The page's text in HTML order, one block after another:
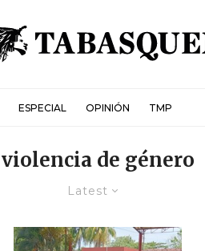
ESPECIAL OPINIÓN TMP
violencia de género
Latest